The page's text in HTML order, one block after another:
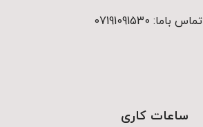
تماس باما: 07191091530
ساعات کاری